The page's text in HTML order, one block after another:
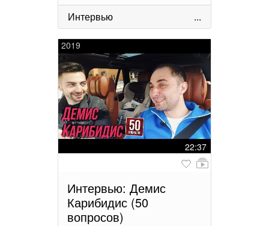
Интервью ...
2019
22:37
Интервью: Демис
Карибидис (50
вопросов)